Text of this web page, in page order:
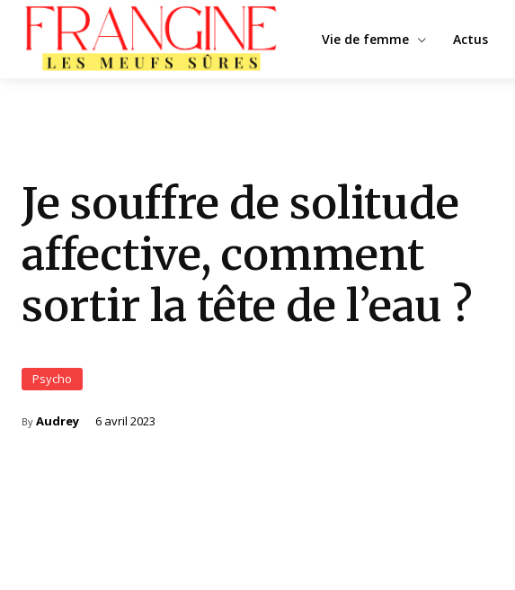
Vie de femme Actus
Je souffre de solitude
affective, comment
sortir la tête de l’eau ?
Psycho
By Audrey 6 avril 2023